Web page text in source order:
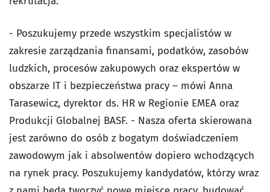
- Poszukujemy przede wszystkim specjalistów w
zakresie zarządzania finansami, podatków, zasobów
ludzkich, procesów zakupowych oraz ekspertów w
obszarze IT i bezpieczeństwa pracy – mówi Anna
Tarasewicz, dyrektor ds. HR w Regionie EMEA oraz
Produkcji Globalnej BASF. - Nasza oferta skierowana
jest zarówno do osób z bogatym doświadczeniem
zawodowym jak i absolwentów dopiero wchodzących
na rynek pracy. Poszukujemy kandydatów, którzy wraz